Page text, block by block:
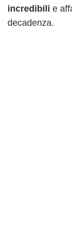
incredibili e
decadenza.